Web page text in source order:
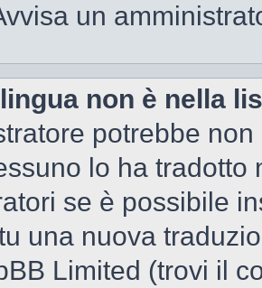
un
non è nella
potrebbe
lo ha
se è possibile
una nuova
Limited (trovi il